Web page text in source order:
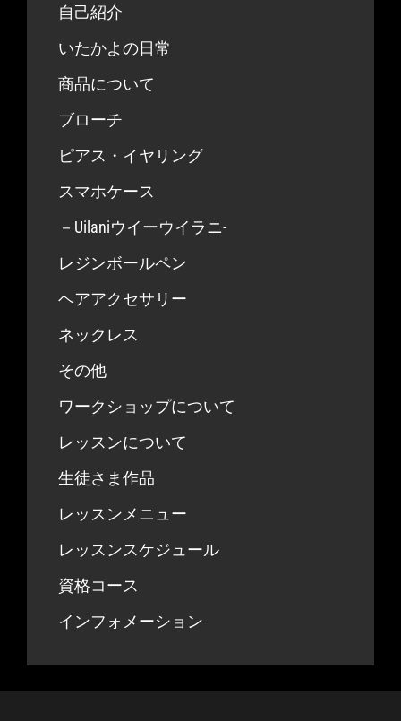
自己紹介
いたかよの日常
商品について
ブローチ
ピアス・イヤリング
スマホケース
－Uilaniウイーウイラニ-
レジンボールペン
ヘアアクセサリー
ネックレス
その他
ワークショップについて
レッスンについて
生徒さま作品
レッスンメニュー
レッスンスケジュール
資格コース
インフォメーション